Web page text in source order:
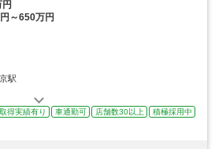
～650万円
駅
得実績有り 車通勤可 店舗数30以上
積極採用中